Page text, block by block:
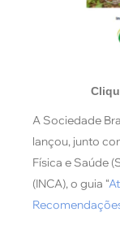
A Sociedade
lançou, junto
Física e Saúde
(INCA), o guia “